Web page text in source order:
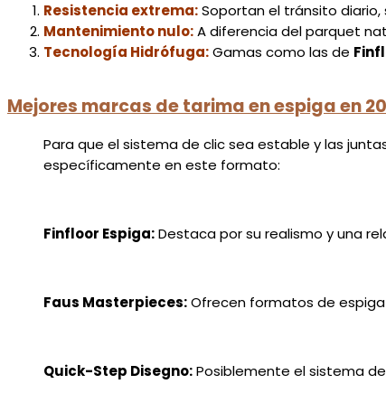
Resistencia extrema:Soportan el tránsito
Mantenimiento nulo:A diferencia del parquet
Tecnología Hidrófuga:Gamas como las de
Mejores marcas de tarima en espiga en
Para que el sistema de clic sea estable y las
específicamente en este formato:
Finfloor Espiga:Destaca por su realismo y una
Faus Masterpieces:Ofrecen formatos de
Quick-Step Disegno:Posiblemente el sistema